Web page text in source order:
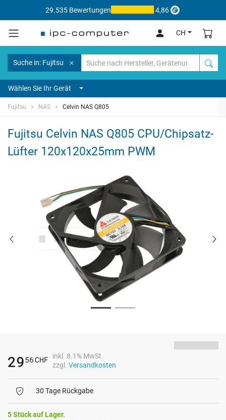
29.535 Bewertungen 4,86
CH
Suche in: Fujitsu
Wählen Sie Ihr Gerät
Fujitsu NAS Celvin NAS Q805
Fujitsu Celvin NAS Q805 CPU/Chipsatz-
Lüfter 120x120x25mm PWM
2956CHF
inkl. 8.1% MwSt
zzgl. Versandkosten
30 Tage Rückgabe
5 Stück auf Lager.